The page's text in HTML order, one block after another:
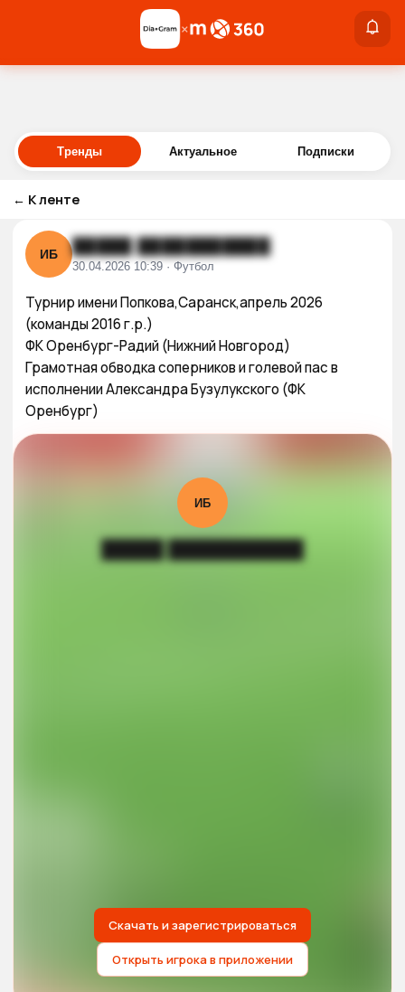
Войти
×
Тренды Актуальное Подписки
← К ленте
ИБ █████ ███████████
30.04.2026 10:39 · Футбол
Турнир имени Попкова,Саранск,апрель 2026
(команды 2016 г.р.)
ФК Оренбург-Радий (Нижний Новгород)
Грамотная обводка соперников и голевой пас в
исполнении Александра Бузулукского (ФК
Оренбург)
ИБ
█████ ███████████
Скачать и зарегистрироваться
Открыть игрока в приложении